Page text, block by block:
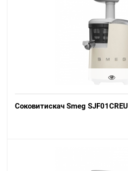
Соковитискач Smeg SJF01CREU